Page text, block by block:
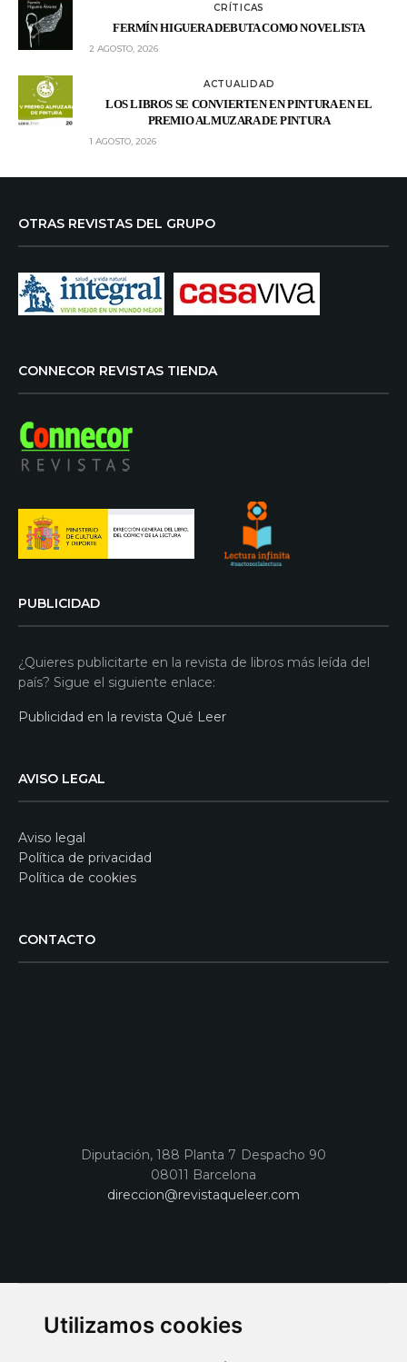
Utilizamos cookies
CRÍTICAS
FERMÍN HIGUERA DEBUTA COMO NOVELISTA
2 AGOSTO, 2026
ACTUALIDAD
LOS LIBROS SE CONVIERTEN EN PINTURA EN EL
PREMIO ALMUZARA DE PINTURA
1 AGOSTO, 2026
OTRAS REVISTAS DEL GRUPO
CONNECOR REVISTAS TIENDA
PUBLICIDAD
¿Quieres publicitarte en la revista de libros más leída del
país? Sigue el siguiente enlace:
Publicidad en la revista Qué Leer
AVISO LEGAL
Aviso legal
Política de privacidad
Política de cookies
CONTACTO
Diputación, 188 Planta 7 Despacho 90
08011 Barcelona
direccion@revistaqueleer.com